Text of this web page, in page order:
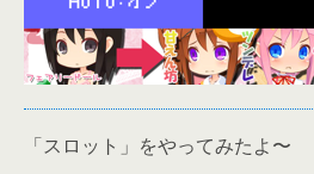
「スロット」をやってみたよ〜